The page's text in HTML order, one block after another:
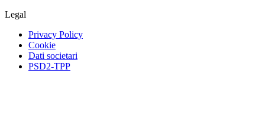
Legal
Privacy Policy
Cookie
Dati societari
PSD2-TPP